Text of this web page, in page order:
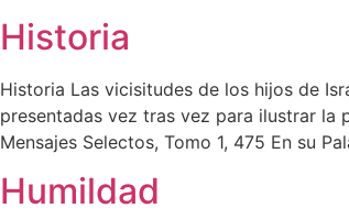
Historia
Historia Las vicisitudes de los hijos de
presentadas vez tras vez para ilustrar la
Mensajes Selectos, Tomo 1, 475 En su
Humildad